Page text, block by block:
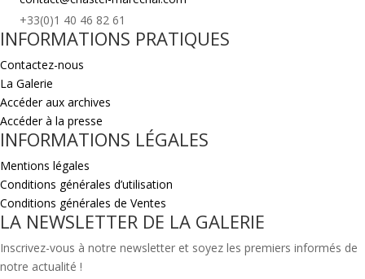
+33(0)1 40 46 82 61
INFORMATIONS PRATIQUES
Contactez-nous
La Galerie
Accéder aux archives
Accéder à la presse
INFORMATIONS LÉGALES
Mentions légales
Conditions générales d’utilisation
Conditions générales de Ventes
LA NEWSLETTER DE LA GALERIE
Inscrivez-vous à notre newsletter et soyez les premiers informés de
notre actualité !